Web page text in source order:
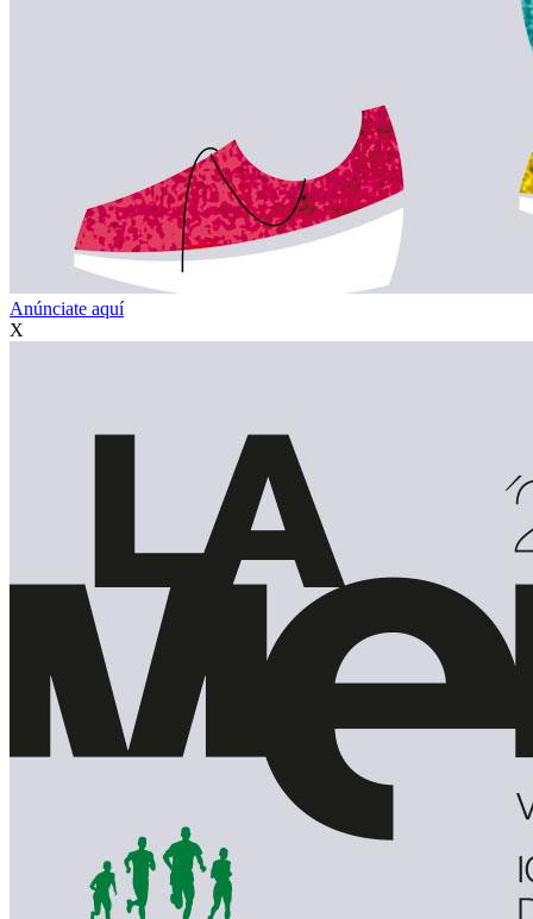
Anúnciate aquí
X